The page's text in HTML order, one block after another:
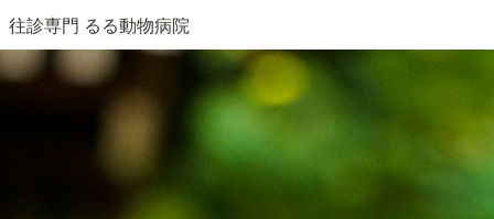
往診専門 るる動物病院